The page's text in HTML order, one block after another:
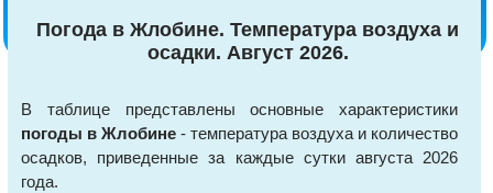
Погода в Жлобине. Температура воздуха и
осадки. Август 2026.
В таблице представлены основные характеристики
погоды в Жлобине - температура воздуха и количество
осадков, приведенные за каждые сутки августа 2026
года.